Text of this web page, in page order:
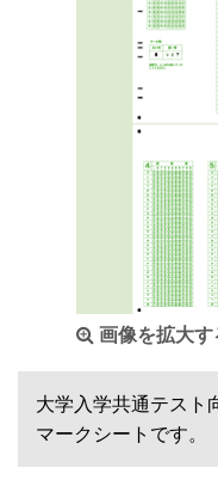
画像を拡大す
大学入学共通テスト
マークシートです。